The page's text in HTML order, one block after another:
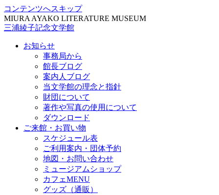
コンテンツへスキップ
MIURA AYAKO LITERATURE MUSEUM
三浦綾子記念文学館
お知らせ
事務局から
館長ブログ
案内人ブログ
当文学館の理念と指針
財団について
著作や写真の使用について
ダウンロード
ご来館・お買い物
スケジュール表
ご利用案内・団体予約
地図・お問い合わせ
ミュージアムショップ
カフェMENU
グッズ（通販）